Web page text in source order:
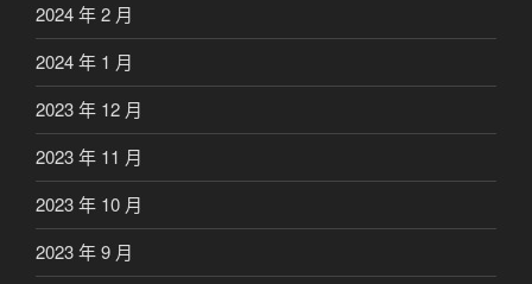
2024 年 2 月
2024 年 1 月
2023 年 12 月
2023 年 11 月
2023 年 10 月
2023 年 9 月